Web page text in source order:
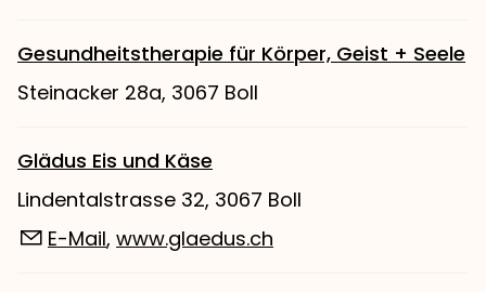
Gesundheitstherapie für Körper, Geist + Seele
Steinacker 28a, 3067 Boll
Glädus Eis und Käse
Lindentalstrasse 32, 3067 Boll
E-Mail, www.glaedus.ch